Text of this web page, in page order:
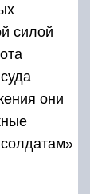
силой
они